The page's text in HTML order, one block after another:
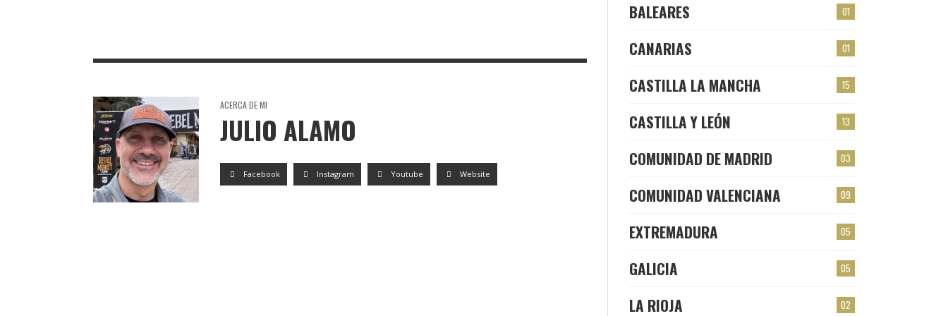
ACERCA DE MI
JULIO ALAMO
Facebook Instagram Youtube Website
01
BALEARES
01
CANARIAS
15
CASTILLA LA MANCHA
13
CASTILLA Y LEÓN
03
COMUNIDAD DE MADRID
09
COMUNIDAD VALENCIANA
05
EXTREMADURA
05
GALICIA
02
LA RIOJA